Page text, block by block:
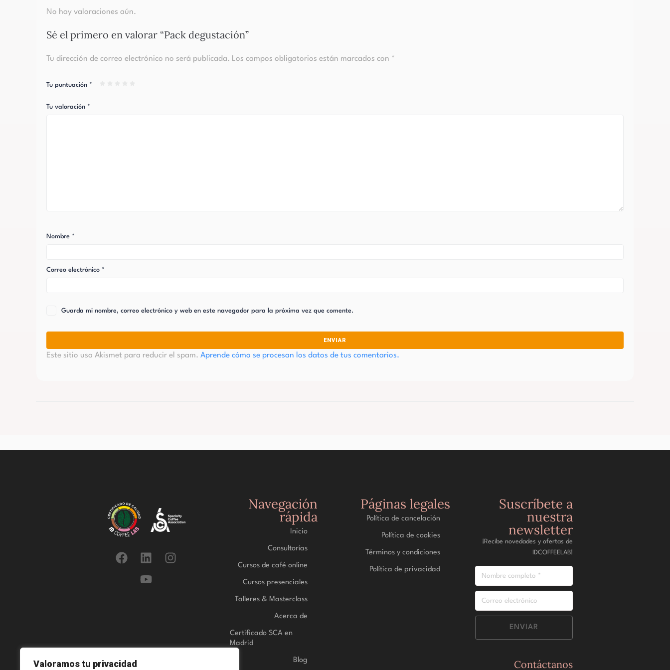
Valoramos tu privacidad
No hay valoraciones aún.
Sé el primero en valorar “Pack degustación”
Tu dirección de correo electrónico no será publicada. Los campos obligatorios están marcados con *
Tu puntuación *
Tu valoración *
Nombre *
Correo electrónico *
Guarda mi nombre, correo electrónico y web en este navegador para la próxima vez que comente.
Este sitio usa Akismet para reducir el spam. Aprende cómo se procesan los datos de tus comentarios.
Navegación
rápida
Inicio
Consultorías
Cursos de café online
Cursos presenciales
Talleres & Masterclass
Acerca de
Certificado SCA en
Madrid
Blog
Páginas legales
Política de cancelación
Política de cookies
Términos y condiciones
Política de privacidad
Suscríbete a
nuestra
newsletter
¡Recibe novedades y ofertas de
IDCOFFEELAB!
ENVIAR
Contáctanos